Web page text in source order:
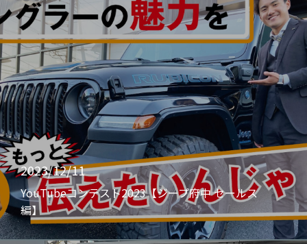
2023/12/11
YouTubeコンテスト2023【ジープ府中 セールス
編】